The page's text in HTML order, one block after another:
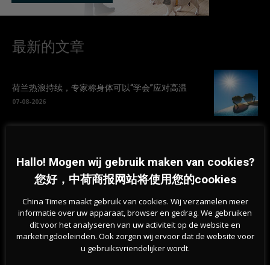
最新的文章
荷兰热浪持续，专家称身体可以“学会”应对高温
07-08-2026
07-08-2026
旱情持续加剧，莱茵河洛比特水位创新低，荷兰拒
绝全国统一行动
07-08-2026
Hallo! Mogen wij gebruik maken van cookies?
您好，中荷商报网站将使用您的cookies
China Times maakt gebruik van cookies. Wij verzamelen meer
informatie over uw apparaat, browser en gedrag. We gebruiken
dit voor het analyseren van uw activiteit op de website en
marketingdoeleinden. Ook zorgen wij ervoor dat de website voor
u gebruiksvriendelijker wordt.